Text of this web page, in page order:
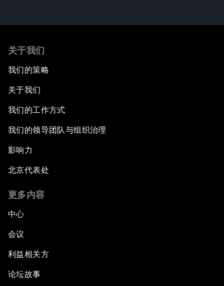
关于我们
我们的策略
关于我们
我们的工作方式
我们的领导团队与组织治理
影响力
北京代表处
更多内容
中心
会议
利益相关方
论坛故事